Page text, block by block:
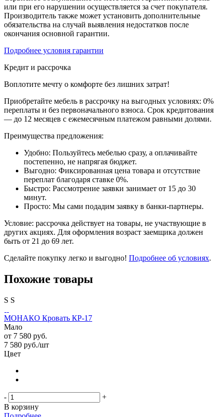
или при его нарушении осуществляется за счет покупателя.
Производитель также может установить дополнительные
обязательства на случай выявления недостатков после
окончания основной гарантии.
Подробнее условия гарантии
Кредит и рассрочка
Воплотите мечту о комфорте без лишних затрат!
Приобретайте мебель в рассрочку на выгодных условиях: 0%
переплаты и без первоначального взноса. Срок кредитования
— до 12 месяцев с ежемесячным платежом равными долями.
Преимущества предложения:
Удобно: Пользуйтесь мебелью сразу, а оплачивайте
постепенно, не напрягая бюджет.
Выгодно: Фиксированная цена товара и отсутствие
переплат благодаря ставке 0%.
Быстро: Рассмотрение заявки занимает от 15 до 30
минут.
Просто: Мы сами подадим заявку в банки-партнеры.
Условие: рассрочка действует на товары, не участвующие в
других акциях. Для оформления возраст заемщика должен
быть от 21 до 69 лет.
Сделайте покупку легко и выгодно! Подробнее об условиях.
Похожие товары
S S
МОНАКО Кровать КР-17
Мало
от 7 580 руб.
7 580 руб./шт
Цвет
-
+
В корзину